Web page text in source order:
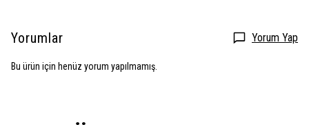
Yorumlar Yorum Yap
Bu ürün için henüz yorum yapılmamış.